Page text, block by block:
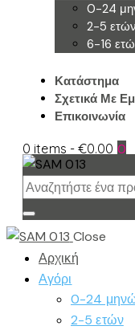
0-24
2-5 ετών
6-16
Κατάστημα
Σχετικά Με
Επικοινωνία
0 items -€0.00 0
Close
Αρχική
Αγόρι
0-24
2-5 ετών